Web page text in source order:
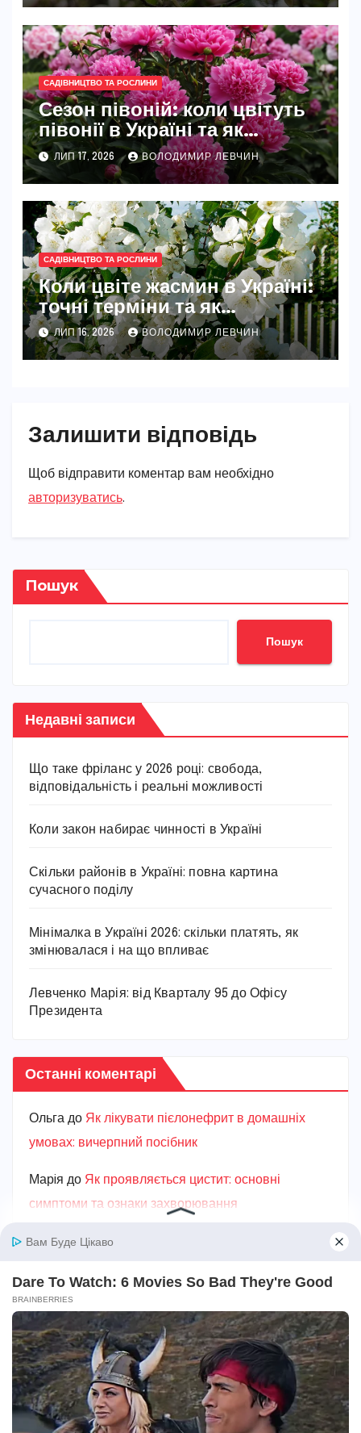
САДІВНИЦТВО ТА РОСЛИНИ
Сезон півоній: коли цвітуть
півонії в Україні та як
розкрити їхню повну красу
ЛИП 17, 2026 ВОЛОДИМИР ЛЕВЧИН
САДІВНИЦТВО ТА РОСЛИНИ
Коли цвіте жасмин в Україні:
точні терміни та як
забезпечити рясне цвітіння
ЛИП 16, 2026 ВОЛОДИМИР ЛЕВЧИН
Залишити відповідь
Щоб відправити коментар вам необхідно
авторизуватись.
Пошук
Пошук
Недавні записи
Що таке фріланс у 2026 році: свобода,
відповідальність і реальні можливості
Коли закон набирає чинності в Україні
Скільки районів в Україні: повна картина
сучасного поділу
Мінімалка в Україні 2026: скільки платять, як
змінювалася і на що впливає
Левченко Марія: від Кварталу 95 до Офісу
Президента
Останні коментарі
Ольга до Як лікувати пієлонефрит в домашніх
умовах: вичерпний посібник
Марiя до Як проявляється цистит: основні
симптоми та ознаки захворювання
КаринадоЯк швидко вилікувати цистит в
полегшення
Ганнадо
Від чого з’являється пісок у нирках:
головні причини та ризики
КаринадоЯк лікувати пієлонефрит в домашніх
умовах: вичерпний посібник